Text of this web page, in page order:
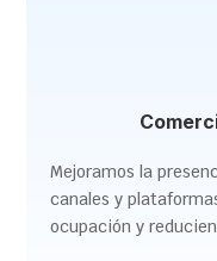
Mejoramos la
canales y
ocupación y